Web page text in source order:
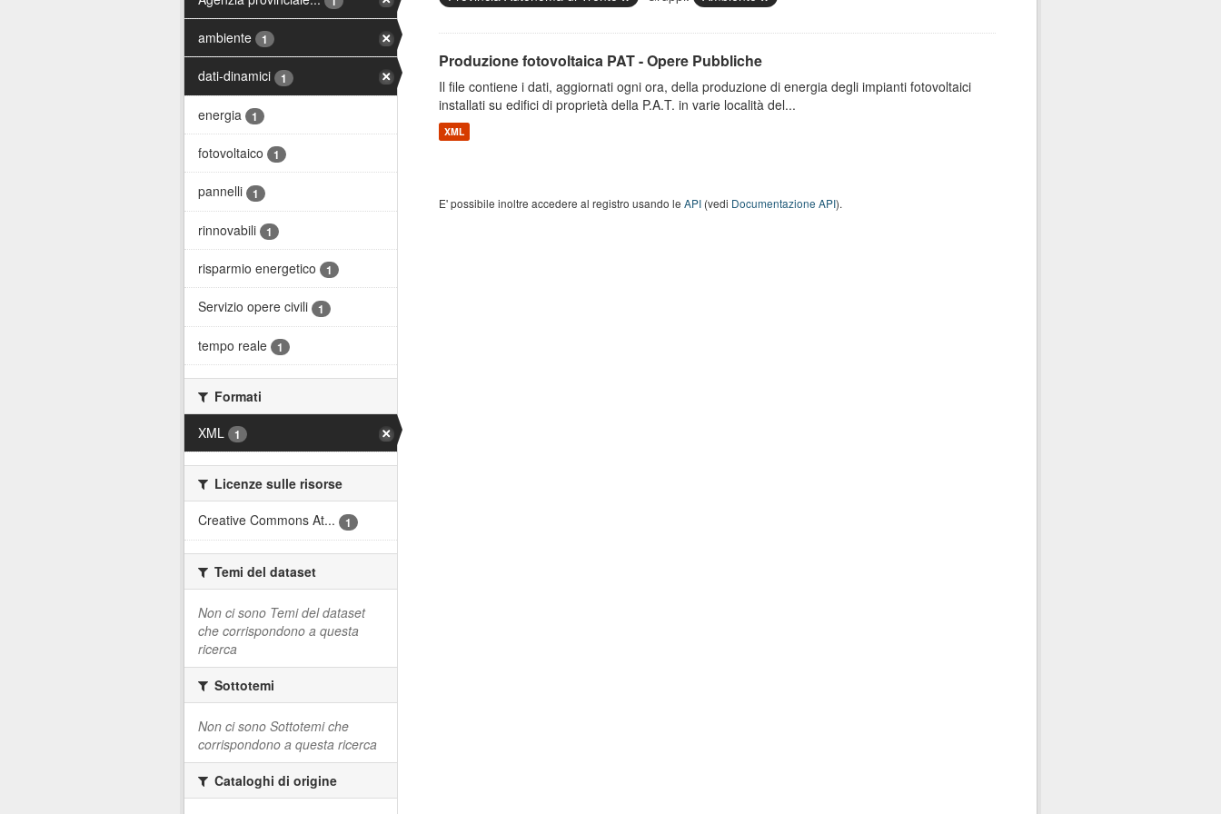
ambiente 1
dati-dinamici 1
energia 1
fotovoltaico 1
pannelli 1
rinnovabili 1
risparmio energetico 1
Servizio opere civili 1
tempo reale 1
Formati
XML
1
Licenze sulle risorse
Creative Commons At...
1
Temi del dataset
Non ci sono Temi del dataset
che corrispondono a questa
ricerca
Sottotemi
Non ci sono Sottotemi che
corrispondono a questa ricerca
Cataloghi di origine
Produzione fotovoltaica PAT - Opere Pubbliche
Il file contiene i dati, aggiornati ogni ora, della produzione di energia degli impianti fotovoltaici
installati su edifici di proprietà della P.A.T. in varie località del...
XML
E' possibile inoltre accedere al registro usando le API(vedi Documentazione API).